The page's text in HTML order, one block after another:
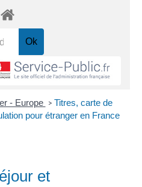
- Europe > Titres, carte de
pour étranger en France
et